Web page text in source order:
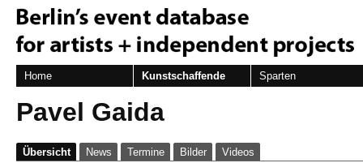
Home Kunstschaffende Sparten
Pavel Gaida
Übersicht News Termine Bilder Videos